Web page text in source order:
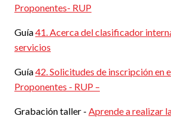
Proponentes- RUP
Guía41. Acerca del clasificador
servicios
Guía42. Solicitudes de inscripción en
Proponentes - RUP –
Grabación taller - Aprende a realizar